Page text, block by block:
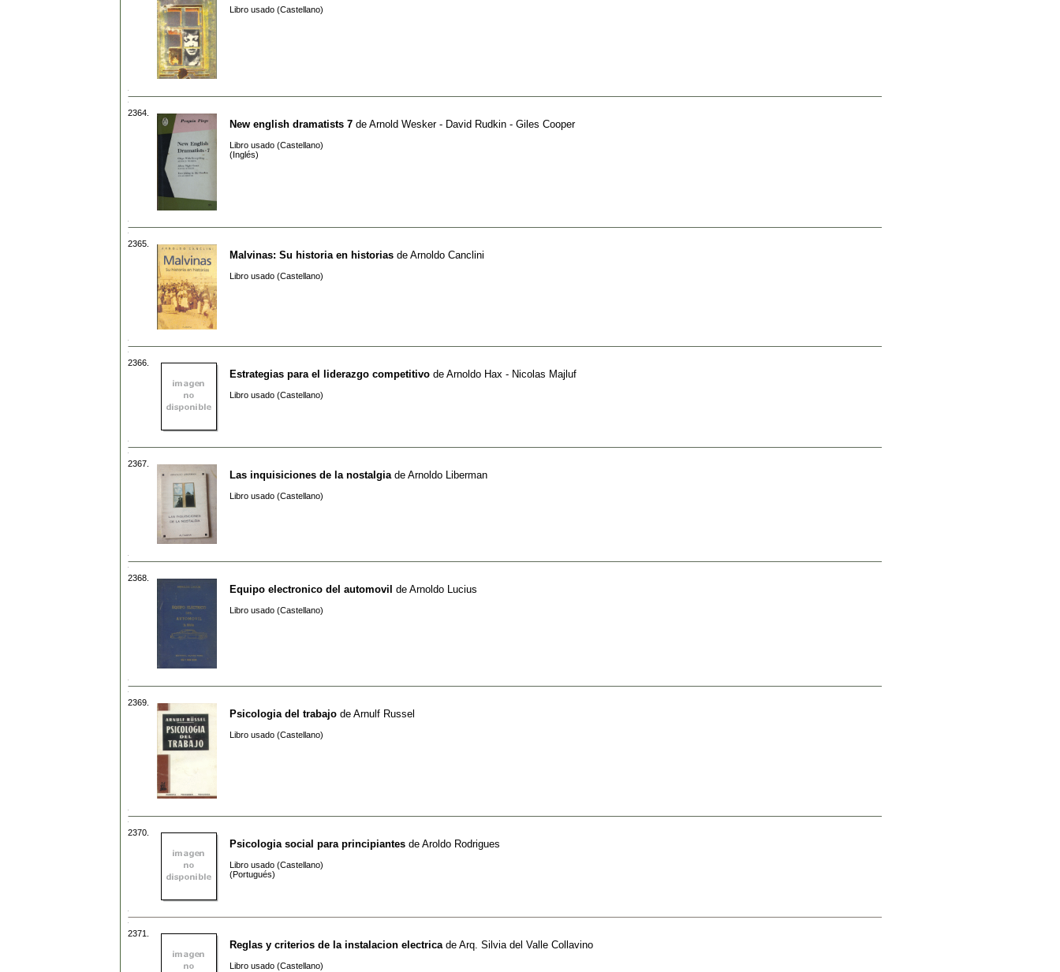
Libro usado (Castellano)
2364.
New english dramatists 7 de Arnold Wesker - David Rudkin - Giles Cooper
Libro usado (Castellano)
(Inglés)
2365.
Malvinas: Su historia en historias de Arnoldo Canclini
Libro usado (Castellano)
2366.
Estrategias para el liderazgo competitivo de Arnoldo Hax - Nicolas Majluf
Libro usado (Castellano)
2367.
Las inquisiciones de la nostalgia de Arnoldo Liberman
Libro usado (Castellano)
2368.
Equipo electronico del automovil de Arnoldo Lucius
Libro usado (Castellano)
2369.
Psicologia del trabajo de Arnulf Russel
Libro usado (Castellano)
2370.
Psicologia social para principiantes de Aroldo Rodrigues
Libro usado (Castellano)
(Portugués)
2371.
Reglas y criterios de la instalacion electrica de Arq. Silvia del Valle Collavino
Libro usado (Castellano)